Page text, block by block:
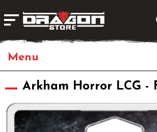
Giochi da Tavolo
Giochi di Ruolo
Arkham Horror LCG -